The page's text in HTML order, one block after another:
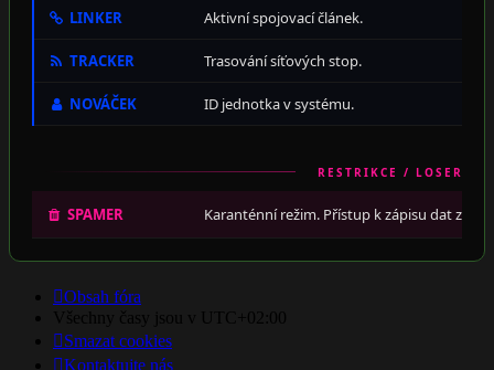
LINKER Aktivní spojovací článek.
TRACKER Trasování síťových stop.
NOVÁČEK ID jednotka v systému.
RESTRIKCE / LOSER
SPAMER Karanténní režim. Přístup k zápisu dat
Obsah fóra
Všechny časy jsou v UTC+02:00
Smazat cookies
Kontaktujte nás